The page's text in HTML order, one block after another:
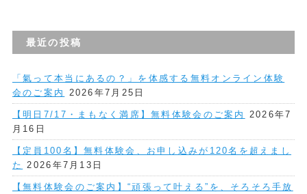
最近の投稿
「氣って本当にあるの？」を体感する無料オンライン体験
会のご案内
2026年7月25日
【明日7/17・まもなく満席】無料体験会のご案内
2026年7
月16日
【定員100名】無料体験会、お申し込みが120名を超えまし
た
2026年7月13日
【無料体験会のご案内】“頑張って叶える”を、そろそろ手放